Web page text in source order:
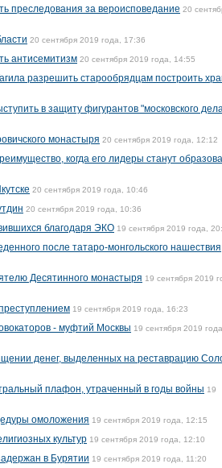
преследования за вероисповедание 20
20 сентября 2019 года, 17:36
антисемитизм 20 сентября 2019 года, 14:55
разрешить старообрядцам построить
в защиту фигурантов "московского
монастыря 20 сентября 2019 года, 12:12
когда его лидеры станут
20 сентября 2019 года, 10:46
20 сентября 2019 года, 10:36
благодаря ЭКО 19 сентября 2019 года,
после татаро-монгольского нашествия
Десятинного монастыря 19 сентября 2019
19 сентября 2019 года, 16:23
- муфтий Москвы 19 сентября 2019 года,
денег, выделенных на реставрацию
плафон, утраченный в годы войны 19
омоложения 19 сентября 2019 года, 12:15
культур 19 сентября 2019 года, 12:10
в Бурятии 19 сентября 2019 года, 11:20